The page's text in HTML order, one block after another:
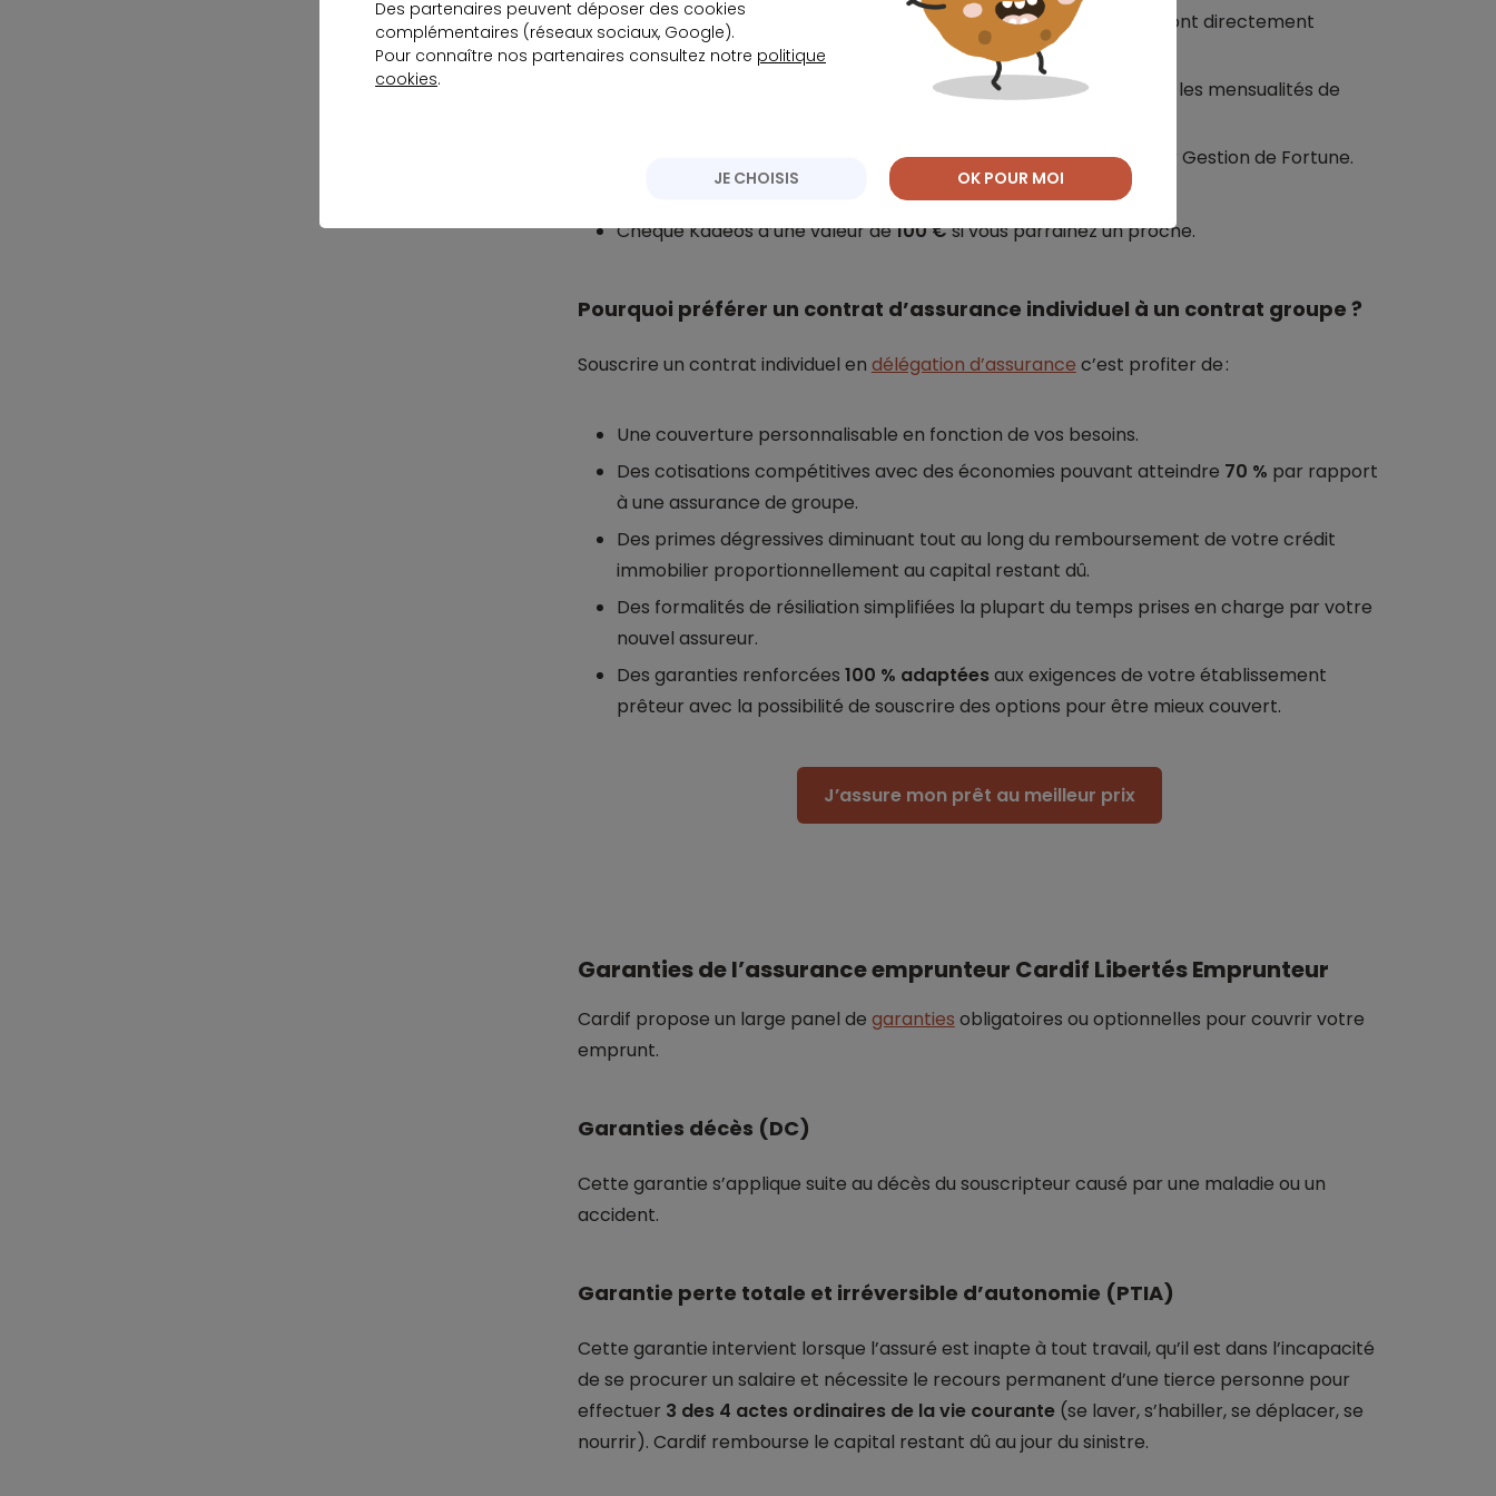
Démarches facilitées en cas d’arrêt de travail. Vos justificatifs sont directement
collectés auprès de l’Assurance Maladie.
Indemnisation forfaitaire et non indemnitaire. En cas d’accident, les mensualités de
de la meilleure assurance emprunteur décerné par Gestion de Fortune.
sur la plateforme eKomi.
Chèque Kadéos d’une valeur de100 €si vous parrainez un proche.
Pourquoi préférer un contrat d’assurance individuel à un contrat groupe ?
Souscrire un contrat individuel en délégation d’assurance c’est profiter de :
Une couverture personnalisable en fonction de vos besoins.
Des cotisations compétitives avec des économies pouvant atteindre 70 % par rapport
à une assurance de groupe.
Des primes dégressives diminuant tout au long du remboursement de votre crédit
immobilier proportionnellement au capital restant dû.
Des formalités de résiliation simplifiées la plupart du temps prises en charge par votre
nouvel assureur.
Des garanties renforcées 100 % adaptéesaux exigences de votre établissement
prêteur avec la possibilité de souscrire des options pour être mieux couvert.
J’assure mon prêt au meilleur prix
Garanties de l’assurance emprunteur Cardif Libertés Emprunteur
Cardif propose un large panel de garanties obligatoires ou optionnelles pour couvrir votre
emprunt.
Garanties décès (DC)
Cette garantie s’applique suite au décès du souscripteur causé par une maladie ou un
accident.
Garantie perte totale et irréversible d’autonomie (PTIA)
Cette garantie intervient lorsque l’assuré est inapte à tout travail, qu’il est dans l’incapacité
de se procurer un salaire et nécessite le recours permanent d’une tierce personne pour
effectuer 3 des 4 actes ordinaires de la vie courante(se laver, s’habiller, se déplacer, se
nourrir). Cardif rembourse le capital restant dû au jour du sinistre.
Des partenaires peuvent déposer des cookies
complémentaires (réseaux sociaux, Google).
Pour connaître nos partenaires consultez notre politique
cookies.
JE CHOISIS OK POUR MOI